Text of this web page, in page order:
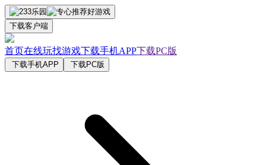
下载客户端
首页在线玩找游戏下载手机APP下载PC版
下载手机APP 下载PC版